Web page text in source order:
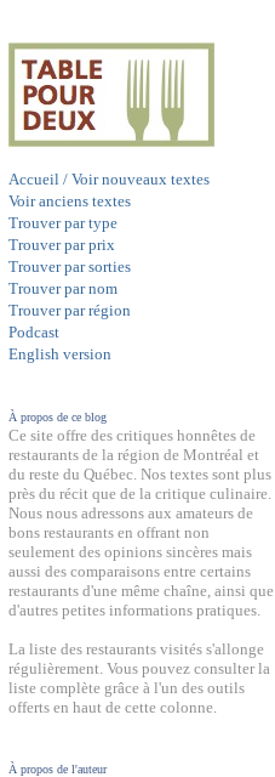
Accueil / Voir nouveaux textes
Voir anciens textes
Trouver par type
Trouver par prix
Trouver par sorties
Trouver par nom
Trouver par région
Podcast
English version
À propos de ce blog
Ce site offre des critiques honnêtes de
restaurants de la région de Montréal et
du reste du Québec. Nos textes sont plus
près du récit que de la critique culinaire.
Nous nous adressons aux amateurs de
bons restaurants en offrant non
seulement des opinions sincères mais
aussi des comparaisons entre certains
restaurants d'une même chaîne, ainsi que
d'autres petites informations pratiques.
La liste des restaurants visités s'allonge
régulièrement. Vous pouvez consulter la
liste complète grâce à l'un des outils
offerts en haut de cette colonne.
À propos de l'auteur